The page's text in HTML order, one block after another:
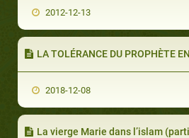
2012-12-13
LA TOLÉRANCE DU PROPHÈTE ENVERS LES AUTRES
2018-12-08
La vierge Marie dans l’islam